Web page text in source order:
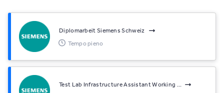
Diplomarbeit Siemens Schweiz
Tempo pieno
Test Lab Infrastructure Assistant Working ...